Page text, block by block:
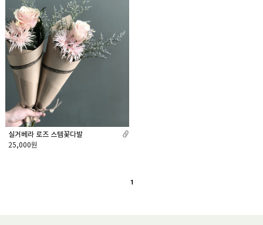
실거베라 로즈 스템꽃다발
25,000원
1